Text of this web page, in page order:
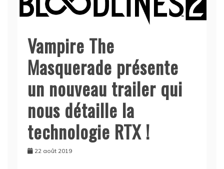
Vampire The
Masquerade présente
un nouveau trailer qui
nous détaille la
technologie RTX !
22 août 2019